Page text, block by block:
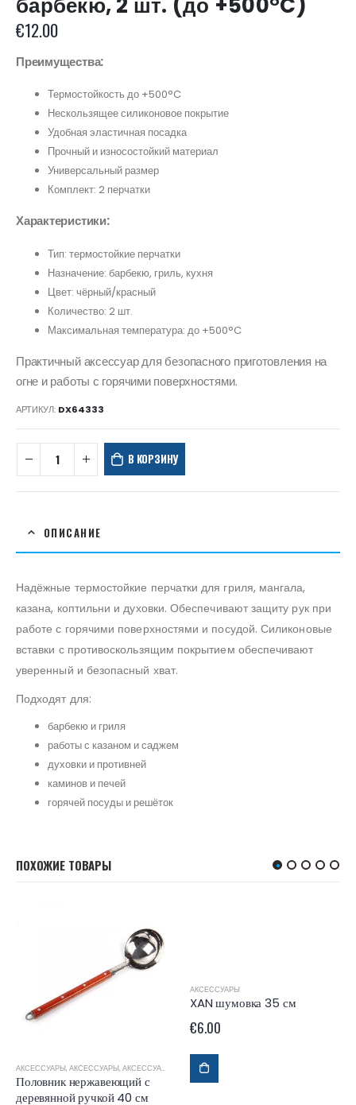
€12.00
Преимущества:
Термостойкость до +500°C
Нескользящее силиконовое покрытие
Удобная эластичная посадка
Прочный и износостойкий материал
Универсальный размер
Комплект: 2 перчатки
Характеристики:
Тип: термостойкие перчатки
Назначение: барбекю, гриль, кухня
Цвет: чёрный/красный
Количество: 2 шт.
Максимальная температура: до +500°C
Практичный аксессуар для безопасного приготовления на
огне и работы с горячими поверхностями.
АРТИКУЛ: DX64333
В КОРЗИНУ
ОПИСАНИЕ
Надёжные термостойкие перчатки для гриля, мангала,
казана, коптильни и духовки. Обеспечивают защиту рук при
работе с горячими поверхностями и посудой. Силиконовые
вставки с противоскользящим покрытием обеспечивают
уверенный и безопасный хват.
Подходят для:
барбекю и гриля
работы с казаном и саджем
духовки и противней
каминов и печей
горячей посуды и решёток
ПОХОЖИЕ ТОВАРЫ
УЗБЕКСКИЕ КАЗАНЫ DAVR METALL
АКСЕССУАРЫ, АКСЕССУАРЫ, АКСЕССУАРЫ ДЛЯ КАЗАНОВ
Половник нержавеющий с
деревянной ручкой 40 см
АКСЕССУАРЫ
XAN шумовка 35 см
€6.00